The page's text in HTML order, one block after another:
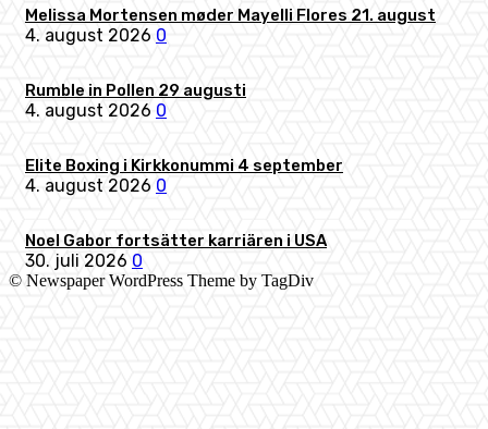
Melissa Mortensen møder Mayelli Flores 21. august
4. august 2026 0
Rumble in Pollen 29 augusti
4. august 2026 0
Elite Boxing i Kirkkonummi 4 september
4. august 2026 0
Noel Gabor fortsätter karriären i USA
30. juli 2026 0
© Newspaper WordPress Theme by TagDiv